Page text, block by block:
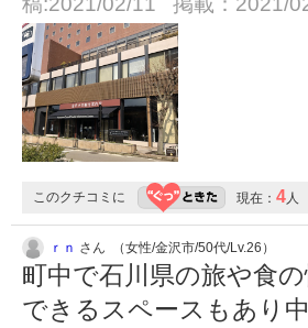
このクチコミに 現在： 4人
ｒｎ さん （女性/金沢市/50代/Lv.26）
町中で石川県の旅や食
できるスペースもあり